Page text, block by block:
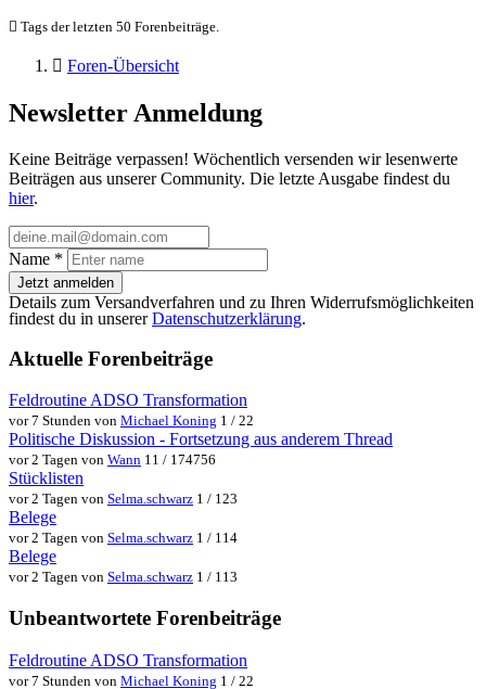
Tags der letzten 50 Forenbeiträge.
Foren-Übersicht
Newsletter Anmeldung
Keine Beiträge verpassen! Wöchentlich versenden wir lesenwerte
Beiträgen aus unserer Community. Die letzte Ausgabe findest du
hier.
Name *
Jetzt anmelden
Details zum Versandverfahren und zu Ihren Widerrufsmöglichkeiten
findest du in unsererDatenschutzerklärung.
Aktuelle Forenbeiträge
Feldroutine ADSO Transformation
vor 7 Stunden von Michael Koning 1 / 22
Politische Diskussion - Fortsetzung aus anderem Thread
vor 2 Tagen von Wann 11 / 174756
Stücklisten
vor 2 Tagen von Selma.schwarz 1 / 123
Belege
vor 2 Tagen von Selma.schwarz 1 / 114
Belege
vor 2 Tagen von Selma.schwarz 1 / 113
Unbeantwortete Forenbeiträge
Feldroutine ADSO Transformation
vor 7 Stunden von Michael Koning 1 / 22